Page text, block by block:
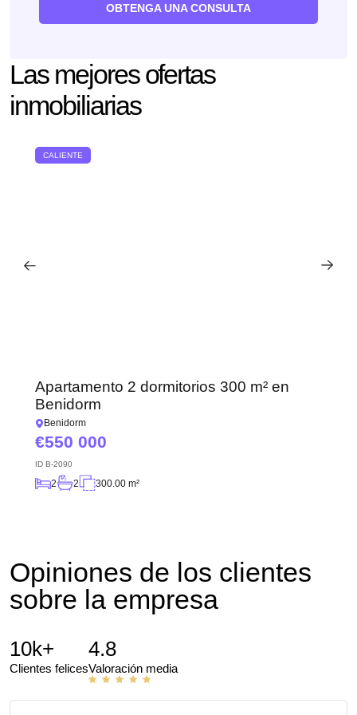
OBTENGA UNA CONSULTA
Las mejores ofertas
inmobiliarias
CALIENTE
Apartamento 2 dormitorios 300 m² en
Benidorm
Benidorm
550 000
ID B-2090
2 2 300.00 m²
Opiniones de los clientes
sobre la empresa
10k+
Clientes felices
4.8
Valoración media
UKRAINE
+380
+380
DEVUÉLVAME LA LLAMADA